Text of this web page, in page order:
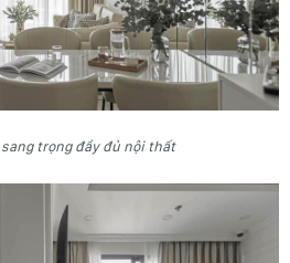
trọng đầy đủ nội thất